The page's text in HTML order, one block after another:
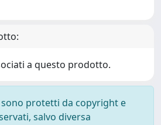
a questo prodotto.
protetti da copyright e
salvo diversa